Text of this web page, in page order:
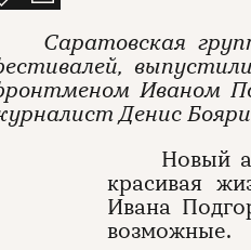
Саратовская
Иваном
Денис
Новый
красивая
Ивана
возможные.